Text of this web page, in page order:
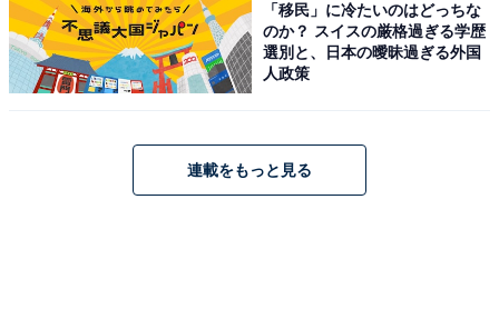
「移民」に冷たいのはどっちな
のか？ スイスの厳格過ぎる学歴
選別と、日本の曖昧過ぎる外国
人政策
連載をもっと見る